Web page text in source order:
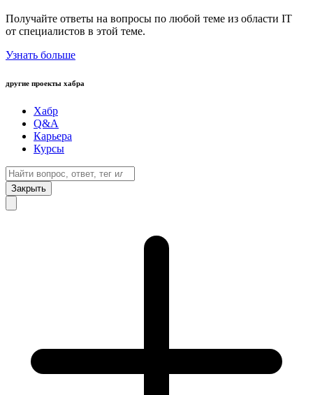
Получайте ответы на вопросы по любой теме из области IT
от специалистов в этой теме.
Узнать больше
другие проекты хабра
Хабр
Q&A
Карьера
Курсы
Закрыть